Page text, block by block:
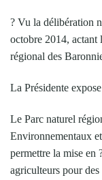
? Vu la délibération
octobre 2014, actant
régional des
La Présidente
Le Parc naturel
Environnementaux
permettre la mise en
agriculteurs pour